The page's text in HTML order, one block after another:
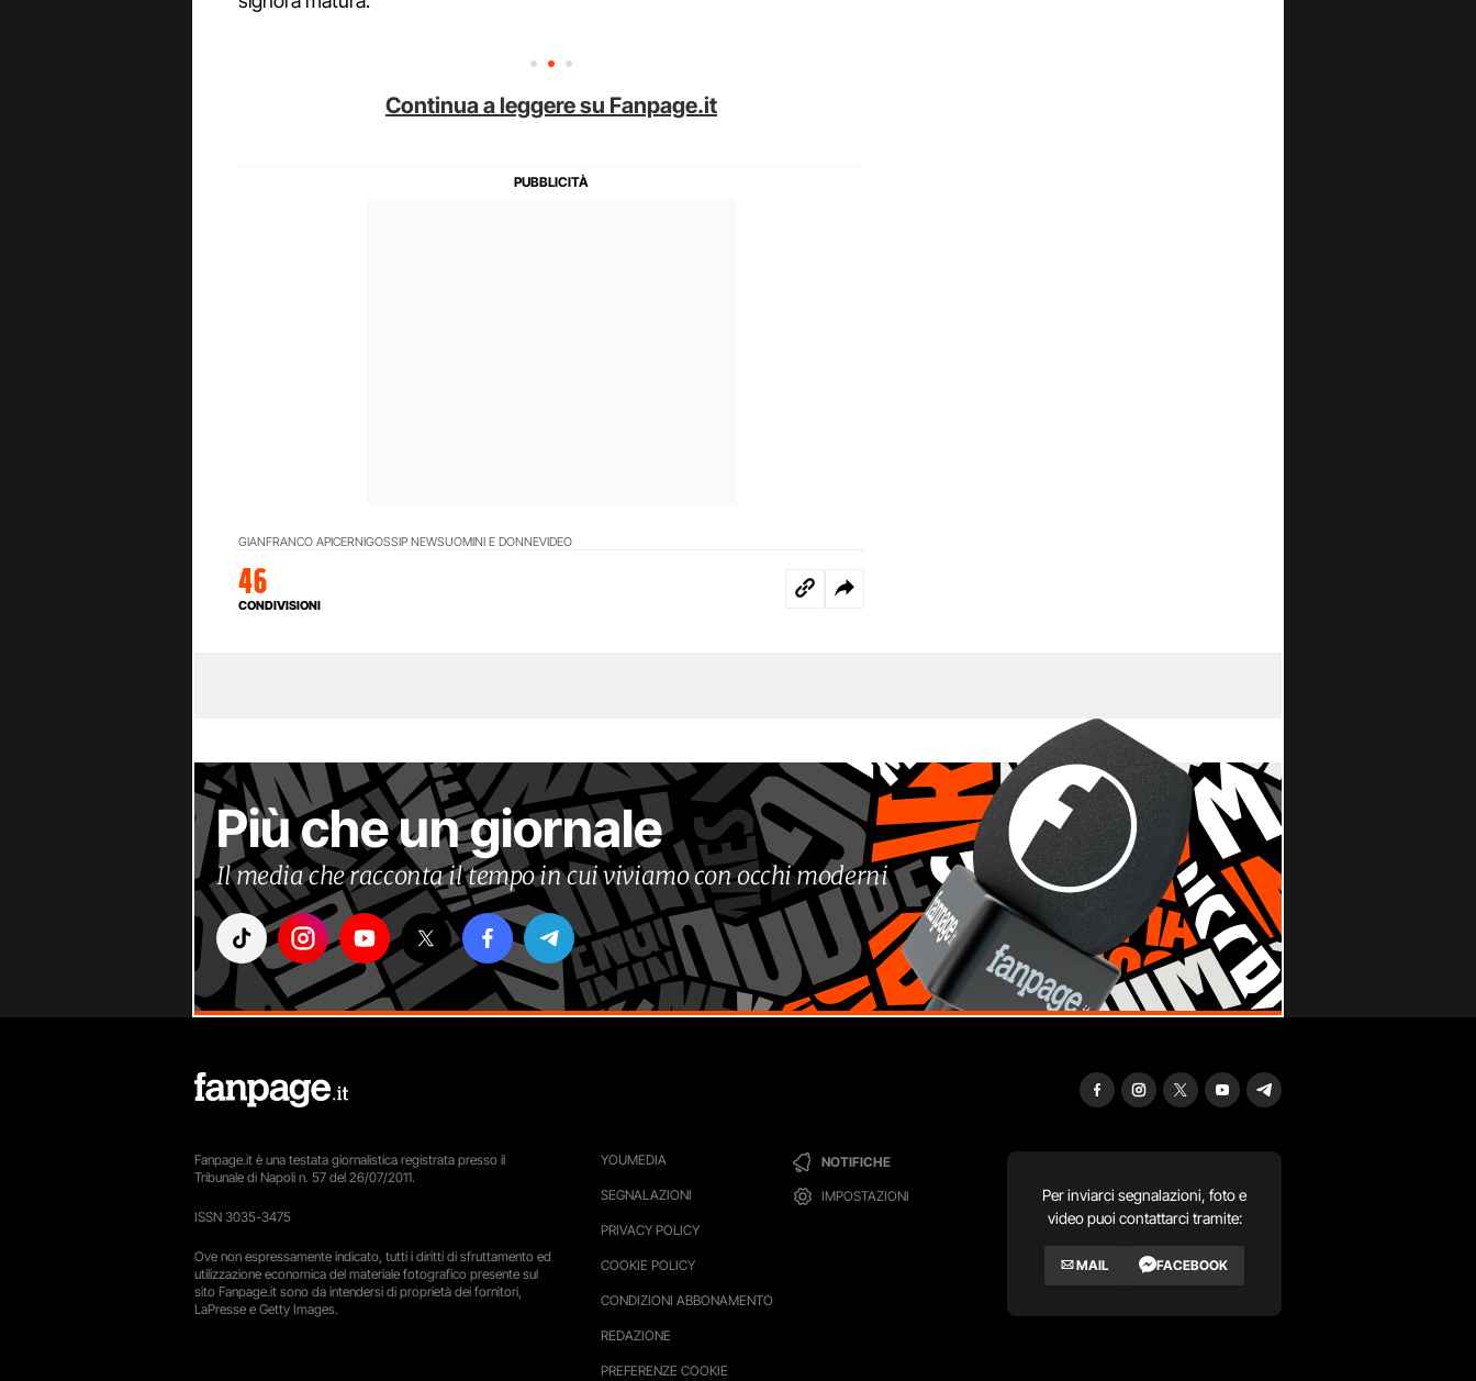
Continua a leggere su Fanpage.it
GIANFRANCO APICERNIGOSSIP NEWSUOMINI E DONNEVIDEO
46
CONDIVISIONI
Più che un giornale
Il media che racconta il tempo in cui viviamo con occhi moderni
YOUMEDIA
SEGNALAZIONI
PRIVACY POLICY
COOKIE POLICY
CONDIZIONI ABBONAMENTO
REDAZIONE
PREFERENZE COOKIE
NOTIFICHE
IMPOSTAZIONI
Per inviarci segnalazioni, foto e
video puoi contattarci tramite:
MAIL FACEBOOK
Fanpage.it è una testata giornalistica registrata presso il
Tribunale di Napoli n. 57 del 26/07/2011.
ISSN 3035-3475
Ove non espressamente indicato, tutti i diritti di sfruttamento ed
utilizzazione economica del materiale fotografico presente sul
sito Fanpage.it sono da intendersi di proprietà dei fornitori,
LaPresse e Getty Images.